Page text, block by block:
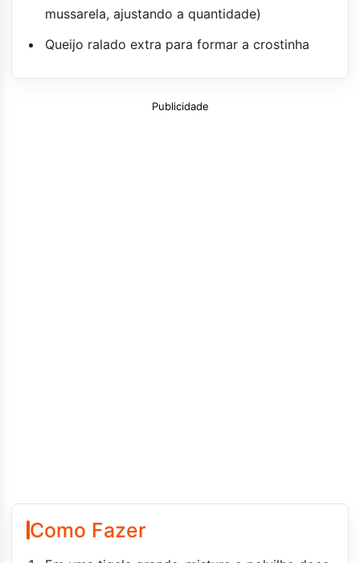
mussarela, ajustando a quantidade)
Queijo ralado extra para formar a crostinha
Publicidade
Como Fazer